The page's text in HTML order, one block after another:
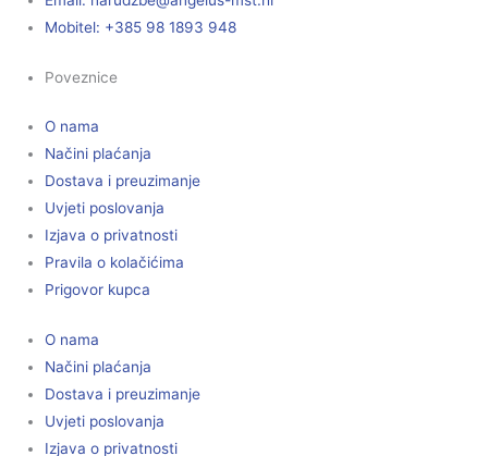
Mobitel: +385 98 1893 948
Poveznice
O nama
Načini plaćanja
Dostava i preuzimanje
Uvjeti poslovanja
Izjava o privatnosti
Pravila o kolačićima
Prigovor kupca
O nama
Načini plaćanja
Dostava i preuzimanje
Uvjeti poslovanja
Izjava o privatnosti